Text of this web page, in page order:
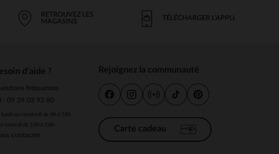
RETROUVEZ LES
MAGASINS
TÉLÉCHARGER L'APPLI
d'aide ?
fréquentes
: 09 39 03 93 80
lundi au vendredi de 9h à 18h
samedi de 10h à 18h
contacter
Rejoignez la communauté
Carte cadeau